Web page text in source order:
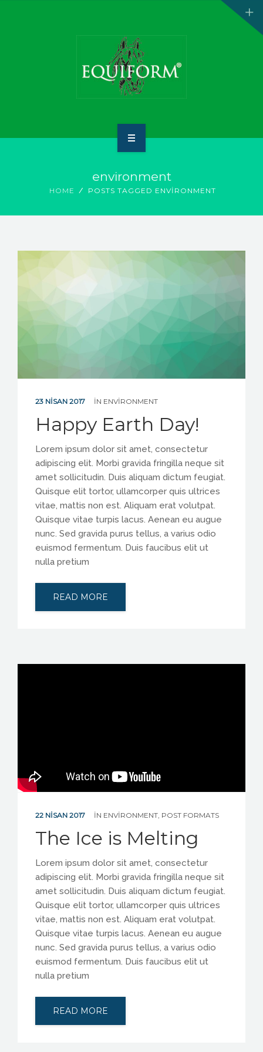
ENGLISH
environment
HOME POSTS TAGGED ENVIRONMENT
23 NISAN 2017 IN ENVIRONMENT
Happy Earth Day!
Lorem ipsum dolor sit amet, consectetur
adipiscing elit. Morbi gravida fringilla neque sit
amet sollicitudin. Duis aliquam dictum feugiat.
Quisque elit tortor, ullamcorper quis ultrices
vitae, mattis non est. Aliquam erat volutpat.
Quisque vitae turpis lacus. Aenean eu augue
nunc. Sed gravida purus tellus, a varius odio
euismod fermentum. Duis faucibus elit ut
nulla pretium
READ MORE
22 NISAN 2017 IN ENVIRONMENT POST FORMATS
The Ice is Melting
Lorem ipsum dolor sit amet, consectetur
adipiscing elit. Morbi gravida fringilla neque sit
amet sollicitudin. Duis aliquam dictum feugiat.
Quisque elit tortor, ullamcorper quis ultrices
vitae, mattis non est. Aliquam erat volutpat.
Quisque vitae turpis lacus. Aenean eu augue
nunc. Sed gravida purus tellus, a varius odio
euismod fermentum. Duis faucibus elit ut
nulla pretium
READ MORE